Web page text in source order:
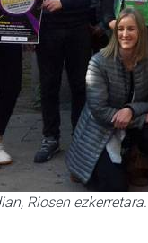
Riosen ezkerretara.